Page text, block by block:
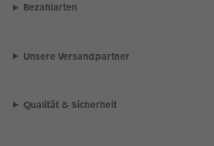
Bezahlarten
Unsere Versandpartner
Qualität & Sicherheit